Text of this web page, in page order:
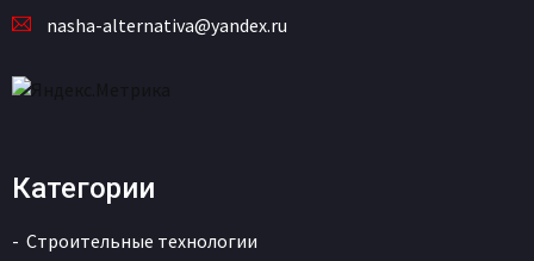
nasha-alternativa@yandex.ru
Категории
Строительные технологии